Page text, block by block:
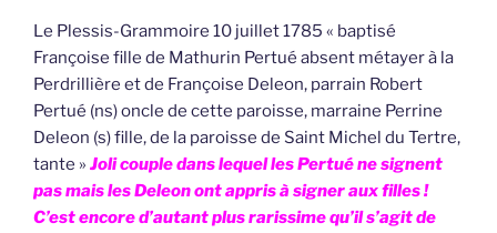
Le Plessis-Grammoire 10 juillet 1785 « baptisé
Françoise fille de Mathurin Pertué absent métayer à la
Perdrillière et de Françoise Deleon, parrain Robert
Pertué (ns) oncle de cette paroisse, marraine Perrine
Deleon (s) fille, de la paroisse de Saint Michel du Tertre,
tante » Joli couple dans lequel les Pertué ne signent
pas mais les Deleon ont appris à signer aux filles !
C’est encore d’autant plus rarissime qu’il s’agit de